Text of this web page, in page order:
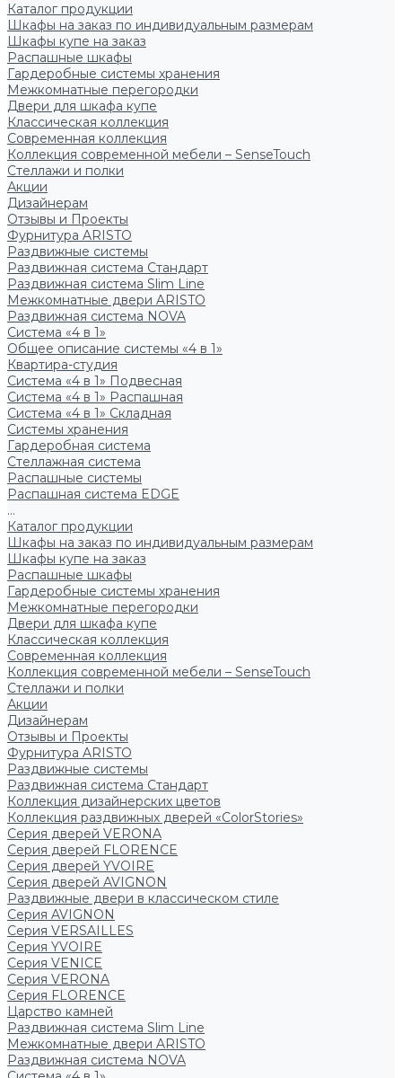
Каталог продукции
Шкафы на заказ по индивидуальным размерам
Шкафы купе на заказ
Распашные шкафы
Гардеробные системы хранения
Межкомнатные перегородки
Двери для шкафа купе
Классическая коллекция
Современная коллекция
Коллекция современной мебели – SenseTouch
Стеллажи и полки
Акции
Дизайнерам
Отзывы и Проекты
Фурнитура ARISTO
Раздвижные системы
Раздвижная система Стандарт
Раздвижная система Slim Line
Межкомнатные двери ARISTO
Раздвижная система NOVA
Система «4 в 1»
Общее описание системы «4 в 1»
Квартира-студия
Система «4 в 1» Подвесная
Система «4 в 1» Распашная
Система «4 в 1» Складная
Системы хранения
Гардеробная система
Стеллажная система
Распашные системы
Распашная система EDGE
...
Каталог продукции
Шкафы на заказ по индивидуальным размерам
Шкафы купе на заказ
Распашные шкафы
Гардеробные системы хранения
Межкомнатные перегородки
Двери для шкафа купе
Классическая коллекция
Современная коллекция
Коллекция современной мебели – SenseTouch
Стеллажи и полки
Акции
Дизайнерам
Отзывы и Проекты
Фурнитура ARISTO
Раздвижные системы
Раздвижная система Стандарт
Коллекция дизайнерских цветов
Коллекция раздвижных дверей «ColorStories»
Серия дверей VERONA
Серия дверей FLORENCE
Серия дверей YVOIRE
Серия дверей AVIGNON
Раздвижные двери в классическом стиле
Серия AVIGNON
Серия VERSAILLES
Серия YVOIRE
Серия VENICE
Серия VERONA
Серия FLORENCE
Царство камней
Раздвижная система Slim Line
Межкомнатные двери ARISTO
Раздвижная система NOVA